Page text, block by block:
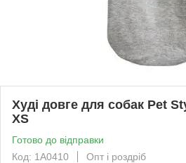
Худі довге для собак Pet
XS
Готово до відправки
Код: 1A0410
Опт і роздріб